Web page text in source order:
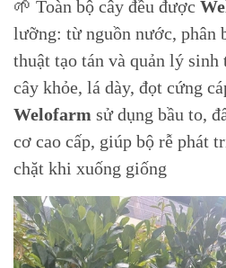
🌱 Toàn bộ cây đều được
lưỡng: từ nguồn nước, phân
thuật tạo tán và quản lý
cây khỏe, lá dày, đọt cứng
Welofarm sử dụng bầu to,
cơ cao cấp, giúp bộ rễ phát
chặt khi xuống giống